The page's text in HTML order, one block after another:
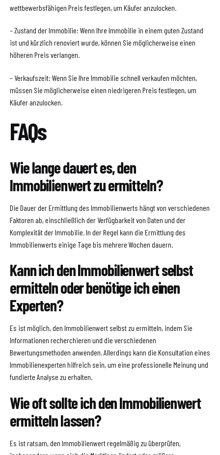
wettbewerbsfähigen Preis festlegen, um Käufer anzulocken.
– Zustand der Immobilie: Wenn Ihre Immobilie in einem guten Zustand
ist und kürzlich renoviert wurde, können Sie möglicherweise einen
höheren Preis verlangen.
– Verkaufszeit: Wenn Sie Ihre Immobilie schnell verkaufen möchten,
müssen Sie möglicherweise einen niedrigeren Preis festlegen, um
Käufer anzulocken.
FAQs
Wie lange dauert es, den
Immobilienwert zu ermitteln?
Die Dauer der Ermittlung des Immobilienwerts hängt von verschiedenen
Faktoren ab, einschließlich der Verfügbarkeit von Daten und der
Komplexität der Immobilie. In der Regel kann die Ermittlung des
Immobilienwerts einige Tage bis mehrere Wochen dauern.
Kann ich den Immobilienwert selbst
ermitteln oder benötige ich einen
Experten?
Es ist möglich, den Immobilienwert selbst zu ermitteln, indem Sie
Informationen recherchieren und die verschiedenen
Bewertungsmethoden anwenden. Allerdings kann die Konsultation eines
Immobilienexperten hilfreich sein, um eine professionelle Meinung und
fundierte Analyse zu erhalten.
Wie oft sollte ich den Immobilienwert
ermitteln lassen?
Es ist ratsam, den Immobilienwert regelmäßig zu überprüfen,